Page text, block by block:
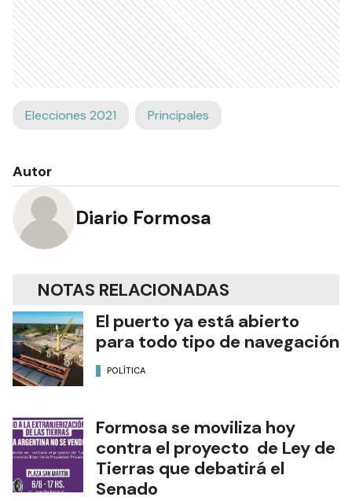
Elecciones 2021 Principales
Autor
Diario Formosa
NOTAS RELACIONADAS
El puerto ya está abierto
para todo tipo de navegación
POLÍTICA
Formosa se moviliza hoy
contra el proyecto de Ley de
Tierras que debatirá el
Senado